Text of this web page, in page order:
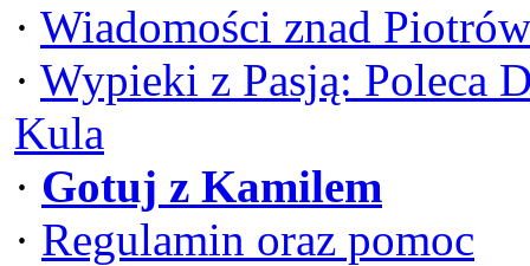
· Wiadomości znad
· Wypieki z Pasją: Poleca
Kula
· Gotuj z Kamilem
· Regulamin oraz pomoc